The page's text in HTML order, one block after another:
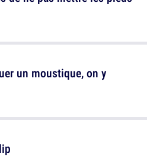
un moustique, on y